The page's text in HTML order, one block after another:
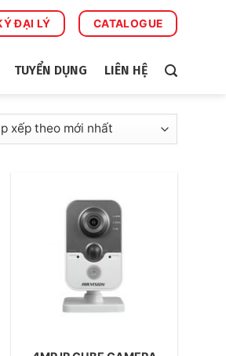
ĐẠI LÝ CATALOGUE
TUYỂN DỤNG LIÊN HỆ